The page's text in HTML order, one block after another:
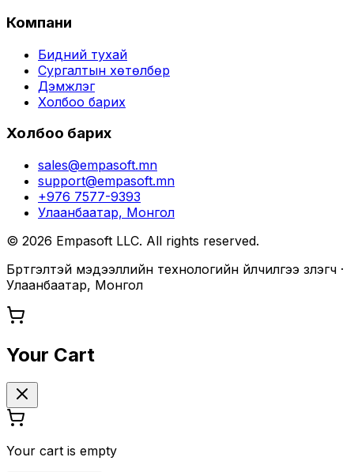
Компани
Бидний тухай
Сургалтын хөтөлбөр
Дэмжлэг
Холбоо барих
Холбоо барих
sales@empasoft.mn
support@empasoft.mn
+976 7577-9393
Улаанбаатар, Монгол
© 2026 Empasoft LLC. All rights reserved.
Бүртгэлтэй мэдээллийн технологийн үйлчилгээ үзүүлэгч ·
Улаанбаатар, Монгол
Your Cart
Your cart is empty